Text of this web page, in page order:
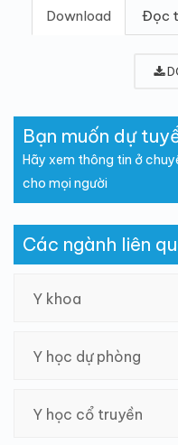
Download Đọc
Bạn muốn dự
Hãy xem thông tin ở
cho mọi người
Các ngành liên
Y khoa
Y học dự phòng
Y học cổ truyền